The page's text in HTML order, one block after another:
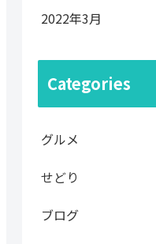
2022年3月
Categories
グルメ
せどり
ブログ